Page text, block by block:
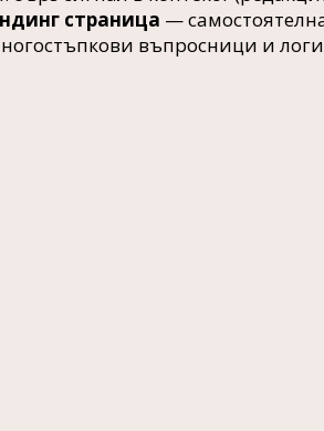
страница —
въпросници и